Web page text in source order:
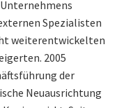
Spezialisten
weiterentwickelten
2005
der
Neuausrichtung